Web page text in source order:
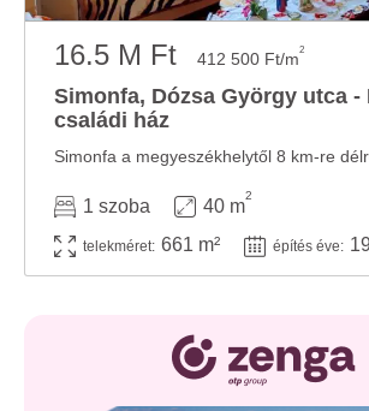
16.5 M Ft 412 500 Ft/m2
Simonfa, Dózsa György utca -
családi ház
1 szoba 40 m
2
telekméret: 661 m² építés éve: